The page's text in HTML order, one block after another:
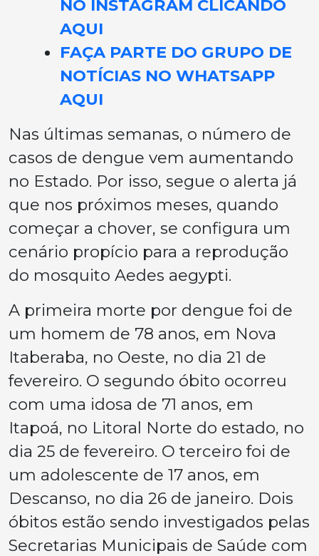
NO INSTAGRAM CLICANDO
AQUI
FAÇA PARTE DO GRUPO DE
NOTÍCIAS NO WHATSAPP
AQUI
Nas últimas semanas, o número de
casos de dengue vem aumentando
no Estado. Por isso, segue o alerta já
que nos próximos meses, quando
começar a chover, se configura um
cenário propício para a reprodução
do mosquito Aedes aegypti.
A primeira morte por dengue foi de
um homem de 78 anos, em Nova
Itaberaba, no Oeste, no dia 21 de
fevereiro. O segundo óbito ocorreu
com uma idosa de 71 anos, em
Itapoá, no Litoral Norte do estado, no
dia 25 de fevereiro. O terceiro foi de
um adolescente de 17 anos, em
Descanso, no dia 26 de janeiro. Dois
óbitos estão sendo investigados pelas
Secretarias Municipais de Saúde com